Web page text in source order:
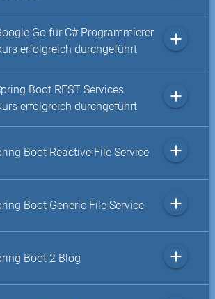
Go für C# Programmierer
erfolgreich durchgeführt
add
Boot REST Services
erfolgreich durchgeführt
add
Boot Reactive File Service add
Boot Generic File Service add
Boot 2 Blog add